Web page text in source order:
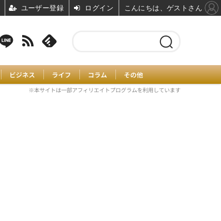
ビジネス ライフ コラム その他
※本サイトは一部アフィリエイトプログラムを利用しています
ユーザー登録 ログイン こんにちは、ゲストさん